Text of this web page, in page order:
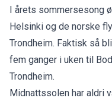
I årets sommersesong
Helsinki og de norske
Trondheim. Faktisk så
fem ganger i uken til
Trondheim.
Midnattssolen har aldri